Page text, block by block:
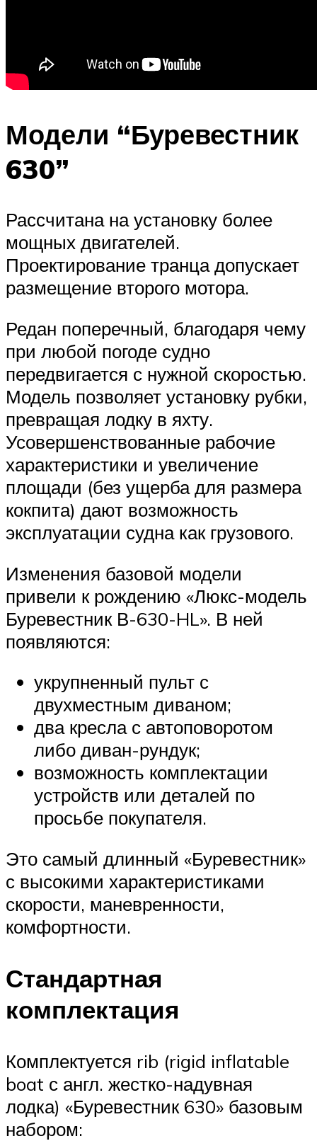
Модели “Буревестник
630”
Рассчитана на установку более
мощных двигателей.
Проектирование транца допускает
размещение второго мотора.
Редан поперечный, благодаря чему
при любой погоде судно
передвигается с нужной скоростью.
Модель позволяет установку рубки,
превращая лодку в яхту.
Усовершенствованные рабочие
характеристики и увеличение
площади (без ущерба для размера
кокпита) дают возможность
эксплуатации судна как грузового.
Изменения базовой модели
привели к рождению «Люкс-модель
Буревестник В-630-HL». В ней
появляются:
укрупненный пульт с
двухместным диваном;
два кресла с автоповоротом
либо диван-рундук;
возможность комплектации
устройств или деталей по
просьбе покупателя.
Это самый длинный «Буревестник»
с высокими характеристиками
скорости, маневренности,
комфортности.
Стандартная
комплектация
Комплектуется rib (rigid inflatable
boat с англ. жестко-надувная
лодка) «Буревестник 630» базовым
набором: